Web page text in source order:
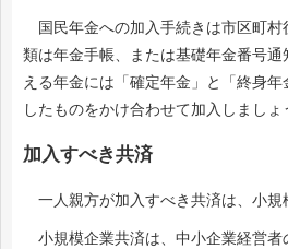
国民年金への加入手続きは市区町村
類は年金手帳、または基礎年金番号
える年金には「確定年金」と「終身
したものをかけ合わせて加入しましょ
加入すべき共済
一人親方が加入すべき共済は、小規
小規模企業共済は、中小企業経営者